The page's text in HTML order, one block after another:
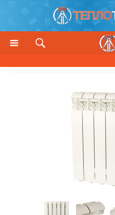
Радиаторы отопления и